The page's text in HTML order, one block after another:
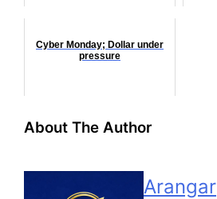
Cyber Monday; Dollar under
pressure
About The Author
Arangar